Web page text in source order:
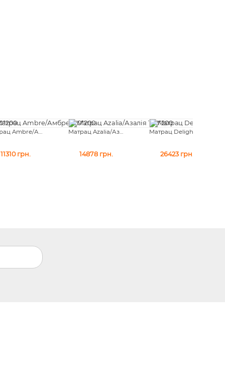
Матрац Ambre/Амбре 120*200
11310 грн.
Матрац Azalia/Азалія 180*200
14878 грн. 26423 грн.